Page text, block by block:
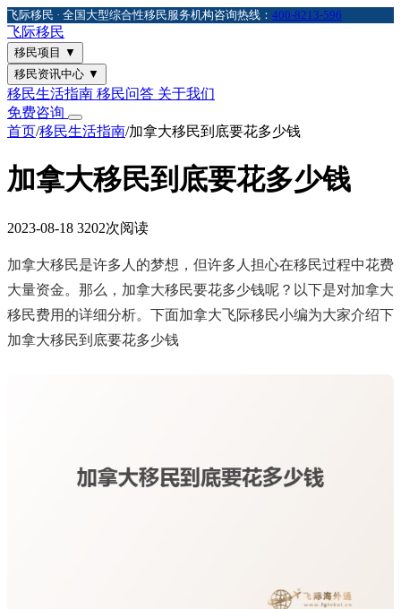
飞际移民 · 全国大型综合性移民服务机构咨询热线： 400-8213-596
飞际移民
移民项目 ▼
移民资讯中心 ▼
移民生活指南 移民问答 关于我们
免费咨询
首页/移民生活指南/加拿大移民到底要花多少钱
加拿大移民到底要花多少钱
2023-08-18 3202次阅读
加拿大移民是许多人的梦想，但许多人担心在移民过程中花费
大量资金。那么，加拿大移民要花多少钱呢？以下是对加拿大
移民费用的详细分析。下面加拿大飞际移民小编为大家介绍下
加拿大移民到底要花多少钱